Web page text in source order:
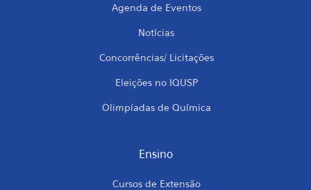
Agenda de Eventos
Notícias
Concorrências/ Licitações
Eleições no IQUSP
Olimpíadas de Química
Ensino
Cursos de Extensão